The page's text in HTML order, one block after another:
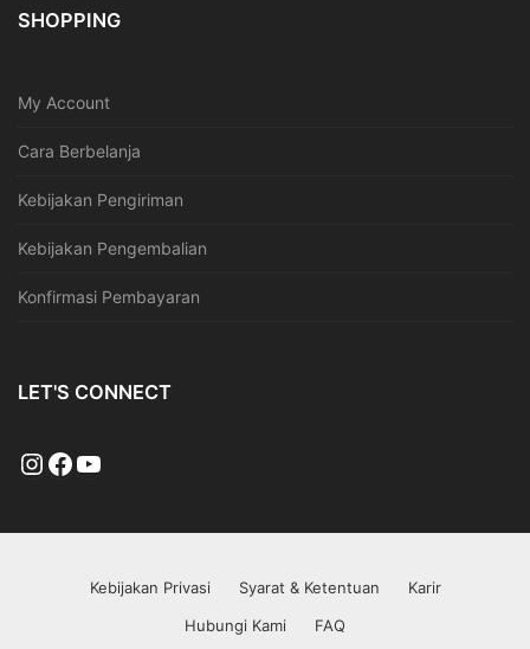
SHOPPING
My Account
Cara Berbelanja
Kebijakan Pengiriman
Kebijakan Pengembalian
Konfirmasi Pembayaran
LET'S CONNECT
Kebijakan Privasi Syarat & Ketentuan
Karir
Hubungi Kami
FAQ